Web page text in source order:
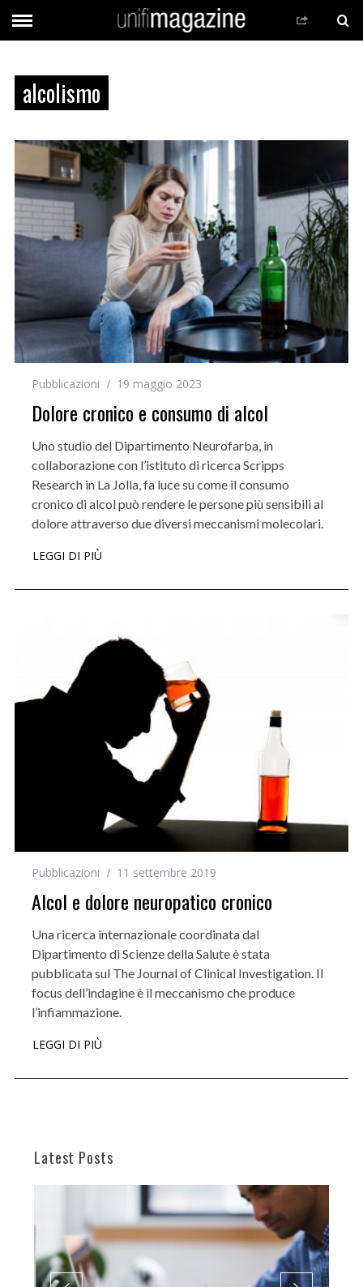
alcolismo
Pubblicazioni 19 maggio 2023
Dolore cronico e consumo di alcol
Uno studio del Dipartimento Neurofarba, in
collaborazione con l’istituto di ricerca Scripps
Research in La Jolla, fa luce su come il consumo
cronico di alcol può rendere le persone più sensibili al
dolore attraverso due diversi meccanismi molecolari.
LEGGI DI PIÙ
Pubblicazioni 11 settembre 2019
Alcol e dolore neuropatico cronico
Una ricerca internazionale coordinata dal
Dipartimento di Scienze della Salute è stata
pubblicata sul The Journal of Clinical Investigation. Il
focus dell’indagine è il meccanismo che produce
l’infiammazione.
LEGGI DI PIÙ
Latest Posts